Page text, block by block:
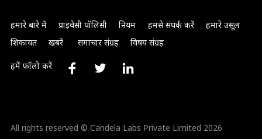
हमारे बारे में प्राइवेसी पॉलिसी नियम हमसे संपर्क करें
हमारे उसूल
शिकायत
खबरें समाचार संग्रह विषय संग्रह
हमें फॉलो करें
All rights reserved © Candela Labs Private Limited 2026